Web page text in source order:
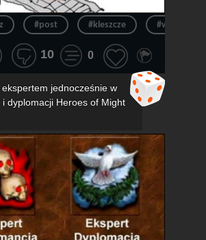
#post #kleszcze #wpis
10 0
ekspertem jednocześnie w
i dyplomacji Heroes of Might